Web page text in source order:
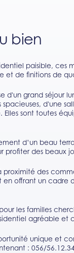
bien
paisible, ces
et de finitions de
d'un grand séjour
d'une
Elles sont toutes
d’un beau
profiter des beaux
proximité des
en offrant un cadre
les familles
agréable et
unique et
: 056/